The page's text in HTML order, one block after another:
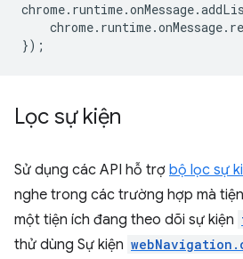
chrome. runtime.onMessage.
chrome. runtime.onMessage.
});
Lọc sự kiện
Sử dụng các API hỗ trợ bộ lọc sự
nghe trong các trường hợp mà
một tiện ích đang theo dõi sự kiện
thử dùng Sự kiện